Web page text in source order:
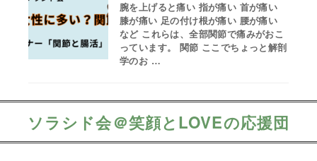
腕を上げると痛い 指が痛い 首が痛い
膝が痛い 足の付け根が痛い 腰が痛い
など これらは、全部関節で痛みがおこ
っています。 関節 ここでちょっと解剖
学のお …
ソラシド会＠笑顔とLOVEの応援団